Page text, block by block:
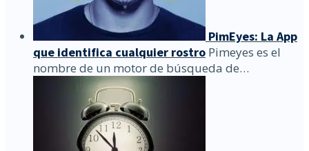
PimEyes: La App
que identifica cualquier rostro Pimeyes es el
nombre de un motor de búsqueda de…